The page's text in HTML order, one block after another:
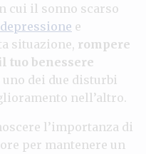
cui il sonno scarso
e
situazione, rompere
tuo benessere
dei due disturbi
nell’altro.
l’importanza di
per mantenere un